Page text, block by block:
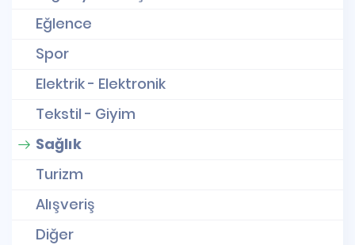
Eğlence
Spor
Elektrik - Elektronik
Tekstil - Giyim
Sağlık
Turizm
Alışveriş
Diğer